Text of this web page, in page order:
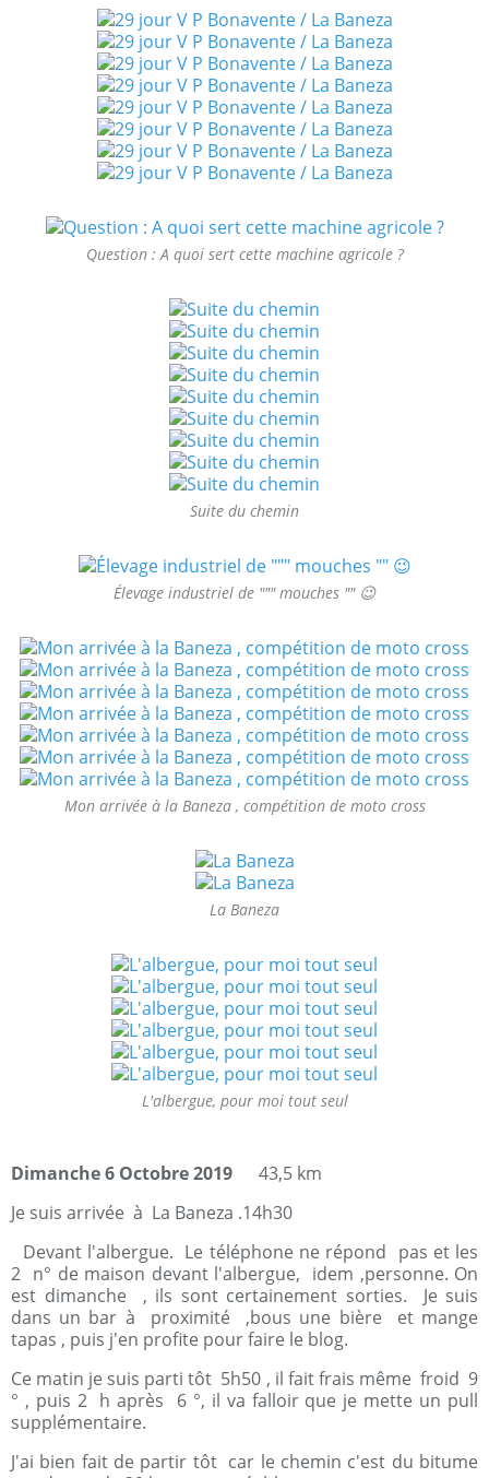
Question : A quoi sert cette machine agricole ?
Suite du chemin
Élevage industriel de """ mouches "" 😉
Mon arrivée à la Baneza , compétition de moto cross
La Baneza
L'albergue, pour moi tout seul
Dimanche 6 Octobre 2019
43,5 km
Je suis arrivée à La Baneza .14h30
Devant l'albergue. Le téléphone ne répond pas et les
2 n° de maison devant l'albergue, idem ,personne. On
est dimanche , ils sont certainement sorties. Je suis
dans un bar à proximité ,bous une bière et mange
tapas , puis j'en profite pour faire le blog.
Ce matin je suis parti tôt 5h50 , il fait frais même froid 9
° , puis 2 h après 6 °, il va falloir que je mette un pull
supplémentaire.
J'ai bien fait de partir tôt car le chemin c'est du bitume